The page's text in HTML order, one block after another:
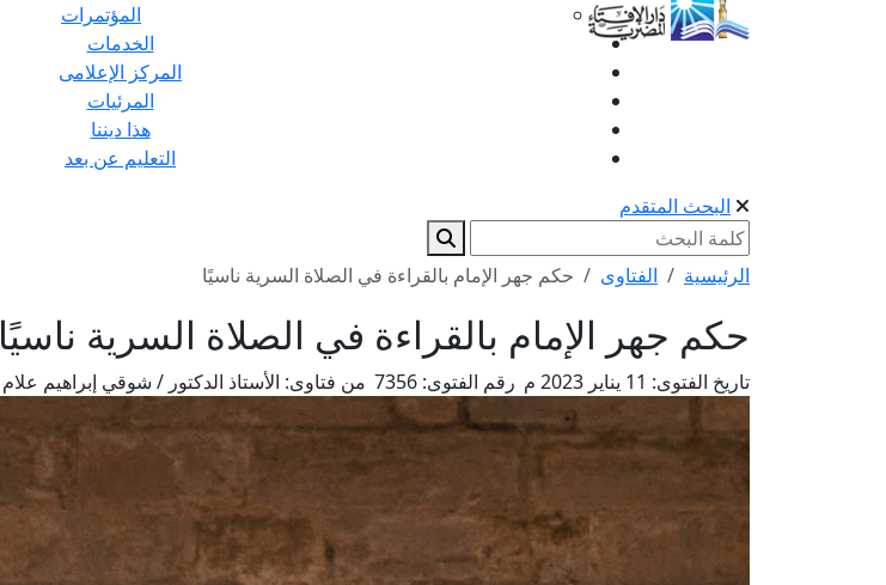
المؤتمرات
الخدمات
المركز الإعلامى
المرئيات
هذا ديننا
التعليم عن بعد
البحث المتقدم
الرئيسية الفتاوى حكم جهر الإمام بالقراءة في الصلاة السرية ناسيًا
حكم جهر الإمام بالقراءة في الصلاة السرية ناسيًا
تاريخ الفتوى: رقم الفتوى: من فتاوى: الأستاذ الدكتور / شوقي إبراهيم علام